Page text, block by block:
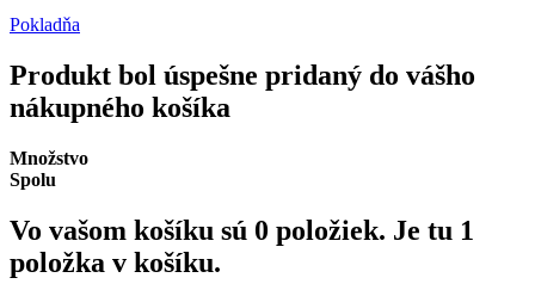
Pokladňa
Produkt bol úspešne pridaný do vášho
nákupného košíka
Množstvo
Spolu
Vo vašom košíku sú 0 položiek. Je tu 1
položka v košíku.